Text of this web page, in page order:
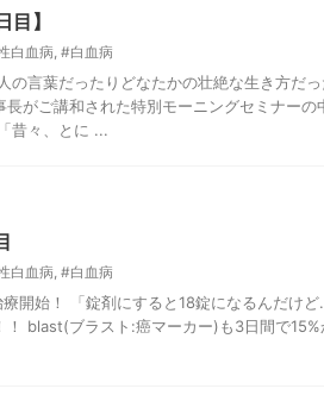
】
白血病, #白血病
の言葉だったりどなたかの壮絶な生き方だっ
がご講和された特別モーニングセミナーの
昔々、とに ...
白血病, #白血病
開始！ 「錠剤にすると18錠になるんだけ
！ blast(ブラスト:癌マーカー)も3日間で